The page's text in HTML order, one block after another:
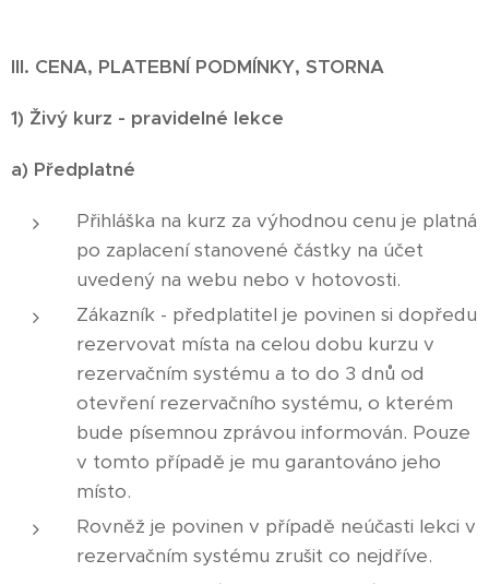
III. CENA, PLATEBNÍ PODMÍNKY, STORNA
1) Živý kurz - pravidelné lekce
a) Předplatné
Přihláška na kurz za výhodnou cenu je platná
po zaplacení stanovené částky na účet
uvedený na webu nebo v hotovosti.
Zákazník - předplatitel je povinen si dopředu
rezervovat místa na celou dobu kurzu v
rezervačním systému a to do 3 dnů od
otevření rezervačního systému, o kterém
bude písemnou zprávou informován. Pouze
v tomto případě je mu garantováno jeho
místo.
Rovněž je povinen v případě neúčasti lekci v
rezervačním systému zrušit co nejdříve.